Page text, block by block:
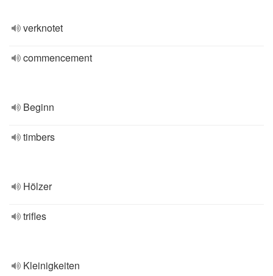
verknotet
commencement
Beginn
timbers
Hölzer
trifles
Kleinigkeiten